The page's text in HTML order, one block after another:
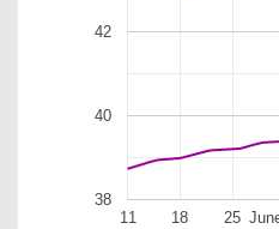
11 18 25
38
40
42